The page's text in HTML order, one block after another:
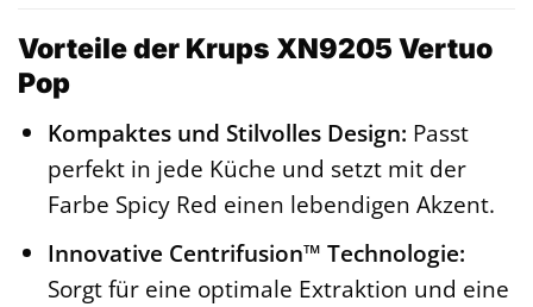
Vorteile der Krups XN9205 Vertuo
Pop
Kompaktes und Stilvolles Design: Passt
perfekt in jede Küche und setzt mit der
Farbe Spicy Red einen lebendigen Akzent.
Innovative Centrifusion™ Technologie:
Sorgt für eine optimale Extraktion und eine